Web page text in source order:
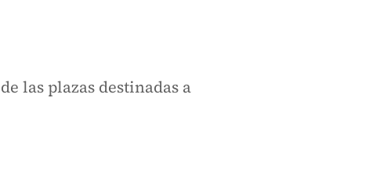
las plazas destinadas a